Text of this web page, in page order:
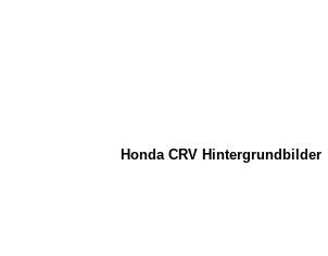
Honda CRV Hintergrundbilder